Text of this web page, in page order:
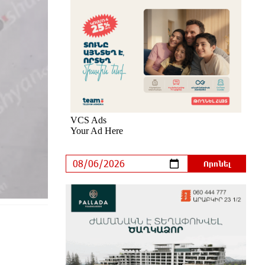
մեկ ժամ առաջ
Արժևորվում է Շիրակի երգիծական
բանահյուսությունը
43 րոպե առաջ
պաշտոնյային կաշառելու փորձի
համար քաղաքացի է ձերբակալվել
Հայաստանի երկաթուղիների
կոնցեսիոն կառավարումը.
Օվերչուկ
վայրկյաններ առաջ
Հայաստանի բնակչության թիվը